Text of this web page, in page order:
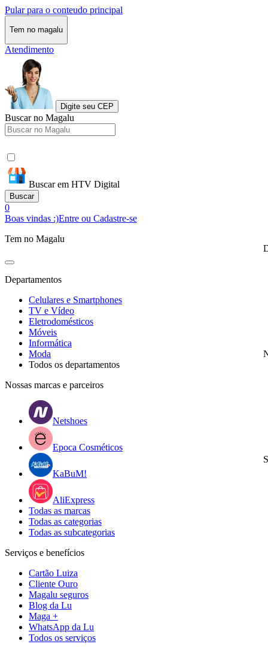
Pular para o conteudo principal
Tem no magalu
Atendimento
Digite seu CEP
Buscar no Magalu
Buscar em HTV Digital
Buscar
0
Boas vindas :)Entre ou Cadastre-se
Tem no Magalu
Departamentos
Celulares e Smartphones
TV e Vídeo
Eletrodomésticos
Móveis
Informática
Moda
Todos os departamentos
Nossas marcas e parceiros
Netshoes
Epoca Cosméticos
KaBuM!
AliExpress
Todas as marcas
Todas as categorias
Todas as subcategorias
Serviços e benefícios
Cartão Luiza
Cliente Ouro
Magalu seguros
Blog da Lu
Maga +
WhatsApp da Lu
Todos os serviços